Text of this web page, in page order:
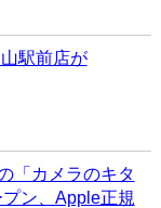
駅前店が
「カメラのキタ
ン、Apple正規